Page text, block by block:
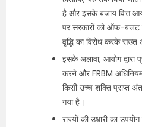
है और इसके बजाय वित्त
पर सरकारों को ऑफ-बजट
वृद्धि का विरोध करके
इसके अलावा, आयोग द्वारा
करने और FRBM
किसी उच्च शक्ति प्राप्त
गया है।
राज्यों की उधारी का